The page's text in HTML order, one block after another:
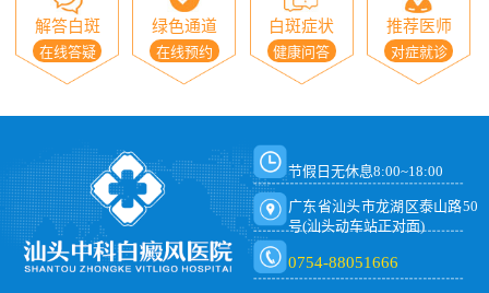
解答白斑
在线答疑
绿色通道
在线预约
白斑症状
健康问答
推荐医师
对症就诊
节假日无休息8:00~18:00
广东省汕头市龙湖区泰山路50
号(汕头动车站正对面)
0754-88051666